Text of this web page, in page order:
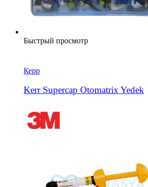
Быстрый просмотр
Керр
Kerr Supercap Otomatrix Yedek